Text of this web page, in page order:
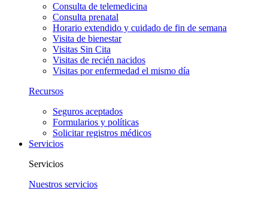
Consulta de telemedicina
Consulta prenatal
Horario extendido y cuidado de fin de semana
Visita de bienestar
Visitas Sin Cita
Visitas de recién nacidos
Visitas por enfermedad el mismo día
Recursos
Seguros aceptados
Formularios y políticas
Solicitar registros médicos
Servicios
Servicios
Nuestros servicios